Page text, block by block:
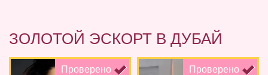
ЗОЛОТОЙ ЭСКОРТ В ДУБАЙ
Проверено Проверено